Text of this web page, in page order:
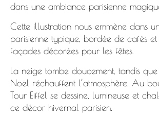
dans une ambiance parisienne
Cette illustration nous emmène dans
parisienne typique, bordée de cafés
façades décorées pour les fêtes.
La neige tombe doucement, tandis
Noël réchauffent l’atmosphère. Au
Tour Eiffel se dessine, lumineuse et
ce décor hivernal parisien.